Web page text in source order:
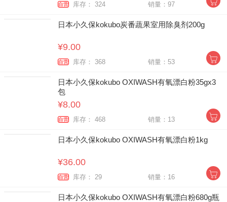
自营 库存： 324 销量：97
日本小久保kokubo炭番蔬果室用除臭剂200g
¥9.00
自营 库存： 368 销量：53
日本小久保kokubo OXIWASH有氧漂白粉35gx3
包
¥8.00
自营 库存： 468 销量：13
日本小久保kokubo OXIWASH有氧漂白粉1kg
¥36.00
自营 库存： 29 销量：16
日本小久保kokubo OXIWASH有氧漂白粉680g瓶